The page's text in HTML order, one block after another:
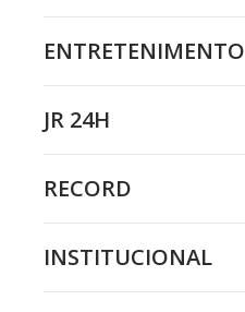
ENTRETENIMENTO
JR 24H
RECORD
INSTITUCIONAL